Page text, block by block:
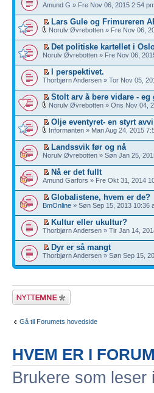
Amund G » Fre Nov 06, 2015 2:54
Lars Gule og Frimureren
Norulv Øvrebotten » Fre Nov 06,
Det politiske kartellet i
Norulv Øvrebotten » Fre Nov 06,
I perspektivet.
Thorbjørn Andersen » Tor Nov 05,
Stolt arv å bere vidare -
Norulv Øvrebotten » Ons Nov 04,
Olje eventyret- en styrt
Informanten » Man Aug 24, 2015
Landssvik før og nå
Norulv Øvrebotten » Søn Jan 25,
Nå er det fullt
Amund Garfors » Fre Okt 31, 2014
Globalistene, hvem er de?
BmOnline » Søn Sep 15, 2013 10:36
Kultur eller ukultur?
Thorbjørn Andersen » Tir Jan 14,
Dyr er så mangt
Thorbjørn Andersen » Søn Sep 15,
Legg inn et nytt
emne
Gå til Forumets hovedside
HVEM ER I
Brukere som